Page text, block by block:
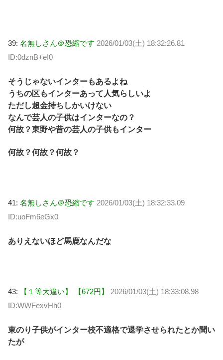
39: 名無しさん＠恐縮です 2026/01/03(土) 18:32:26.81
ID:0dznB+eI0
そうじゃないインターもあるよね
うちの区もインターあって人気らしいよ
ただし超金持ちしかいけない
なんで芸人の子供はインターなの？
何故？東野や昔の芸人の子供もインター
何故？何故？何故？
41: 名無しさん＠恐縮です 2026/01/03(土) 18:32:33.09
ID:uoFm6eGx0
ありえないほど馬鹿なんだな
43: 【１等大違い】 【672円】 2026/01/03(土) 18:33:08.98
ID:WWFexvHh0
東のり子供がインター校不適格で退学させられたとか聞い
たが